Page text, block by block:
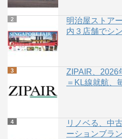
明治屋ストア
内３店舗でシ
ZIPAIR、2026
＝KL線就航、
リノベる、中
ーションブラ